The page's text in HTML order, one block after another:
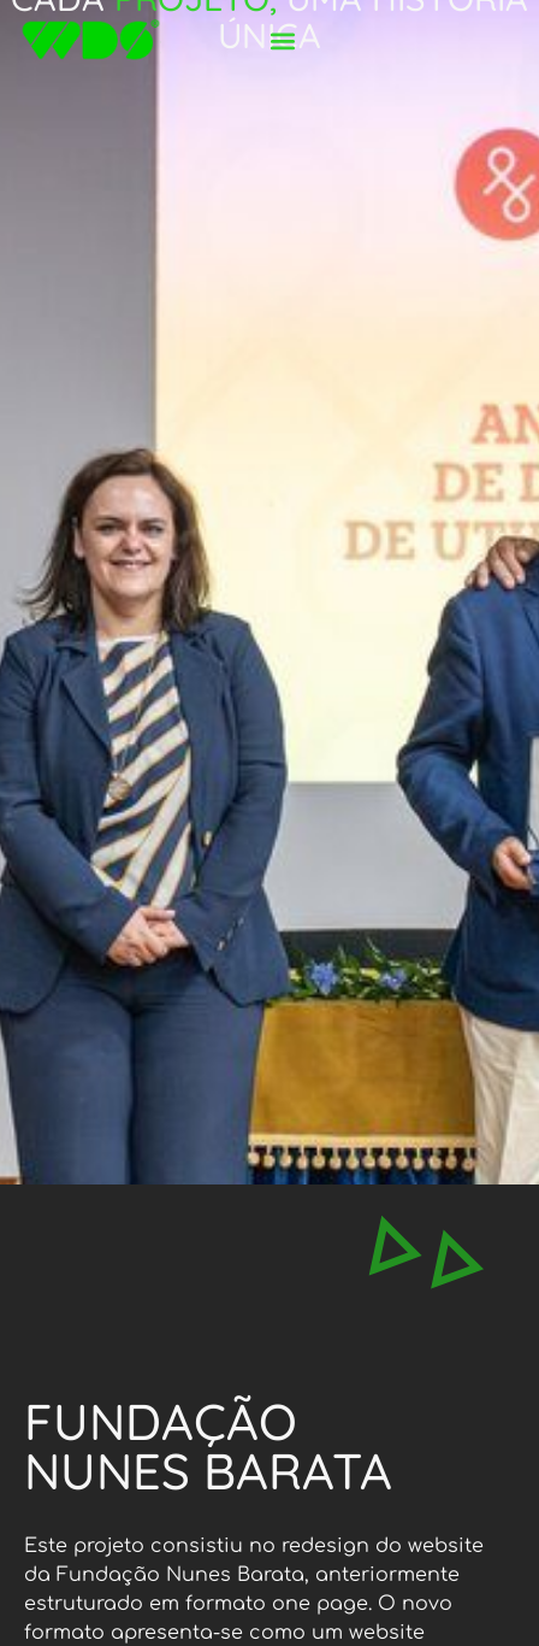
ÚNICA
FUNDAÇÃO
NUNES BARATA
Este projeto consistiu no redesign do website
da Fundação Nunes Barata, anteriormente
estruturado em formato one page. O novo
formato apresenta-se como um website